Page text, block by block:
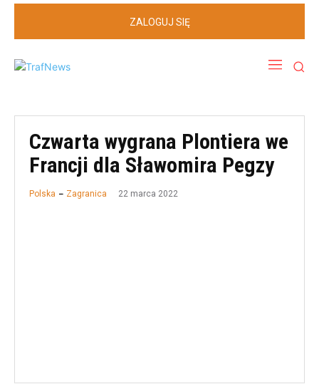
ZALOGUJ SIĘ
Czwarta wygrana Plontiera we
Francji dla Sławomira Pegzy
Polska Zagranica 22 marca 2022